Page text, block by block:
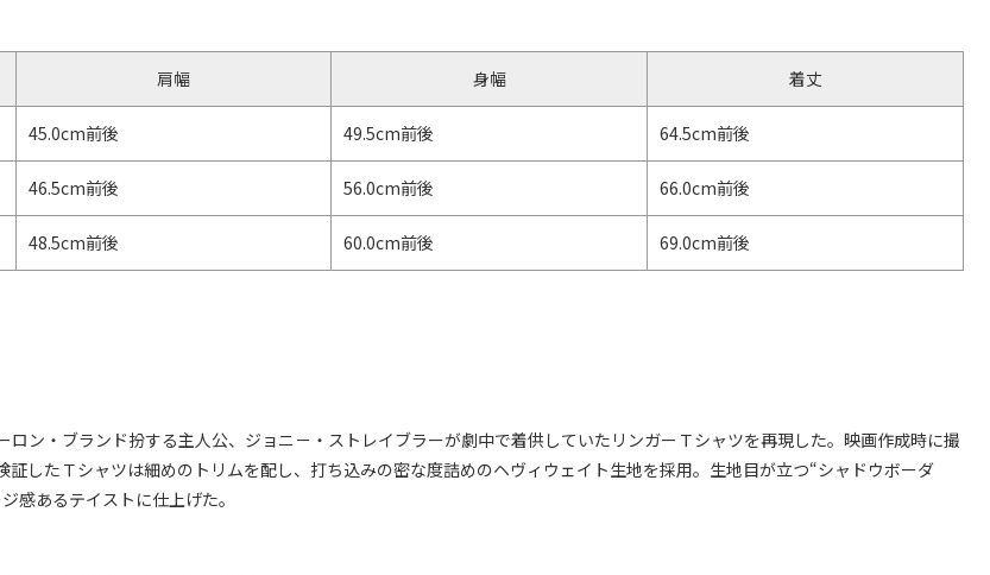
肩幅 身幅 着丈
45.0cm前後 49.5cm前後 64.5cm前後
46.5cm前後 56.0cm前後 66.0cm前後
48.5cm前後 60.0cm前後 69.0cm前後
ロン・ブランド扮する主人公、ジョニ－・ストレイブラーが劇中で着供していたリンガーＴシャツを再現した。映画作成時に撮
証したＴシャツは細めのトリムを配し、打ち込みの密な度詰めのヘヴィウェイト生地を採用。生地目が立つ“シャドウボーダ
感あるテイストに仕上げた。